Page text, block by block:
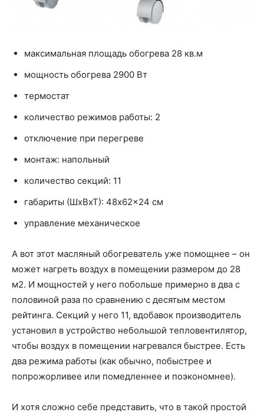
максимальная площадь обогрева 28 кв.м
мощность обогрева 2900 Вт
термостат
количество режимов работы: 2
отключение при перегреве
монтаж: напольный
количество секций: 11
габариты (ШхВхТ): 48x62x24 см
управление механическое
А вот этот масляный обогреватель уже помощнее – он
может нагреть воздух в помещении размером до 28
м2. И мощностей у него побольше примерно в два с
половиной раза по сравнению с десятым местом
рейтинга. Секций у него 11, вдобавок производитель
установил в устройство небольшой тепловентилятор,
чтобы воздух в помещении нагревался быстрее. Есть
два режима работы (как обычно, побыстрее и
попрожорливее или помедленнее и поэкономнее).
И хотя сложно себе представить, что в такой простой